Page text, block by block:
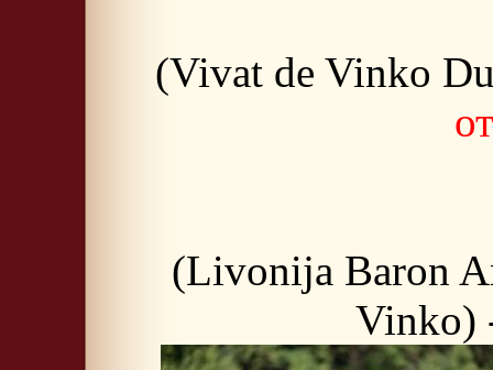
(Vivat de Vinko
(Livonija Baron